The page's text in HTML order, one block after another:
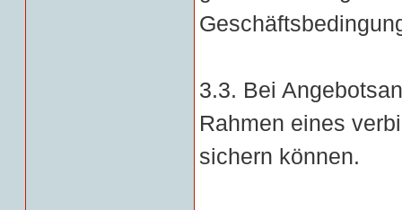
3.3. Bei
Rahmen eines
sichern können.